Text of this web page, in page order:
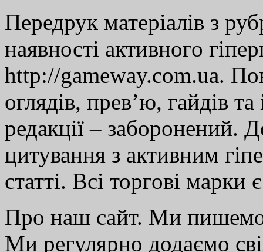
Передрук матеріалів з
наявності активного
http://gameway.com.ua.
оглядів, прев’ю, гайдів
редакції – заборонений.
цитування з активним
статті. Всі торгові марки
Про наш сайт. Ми
Ми регулярно додаємо